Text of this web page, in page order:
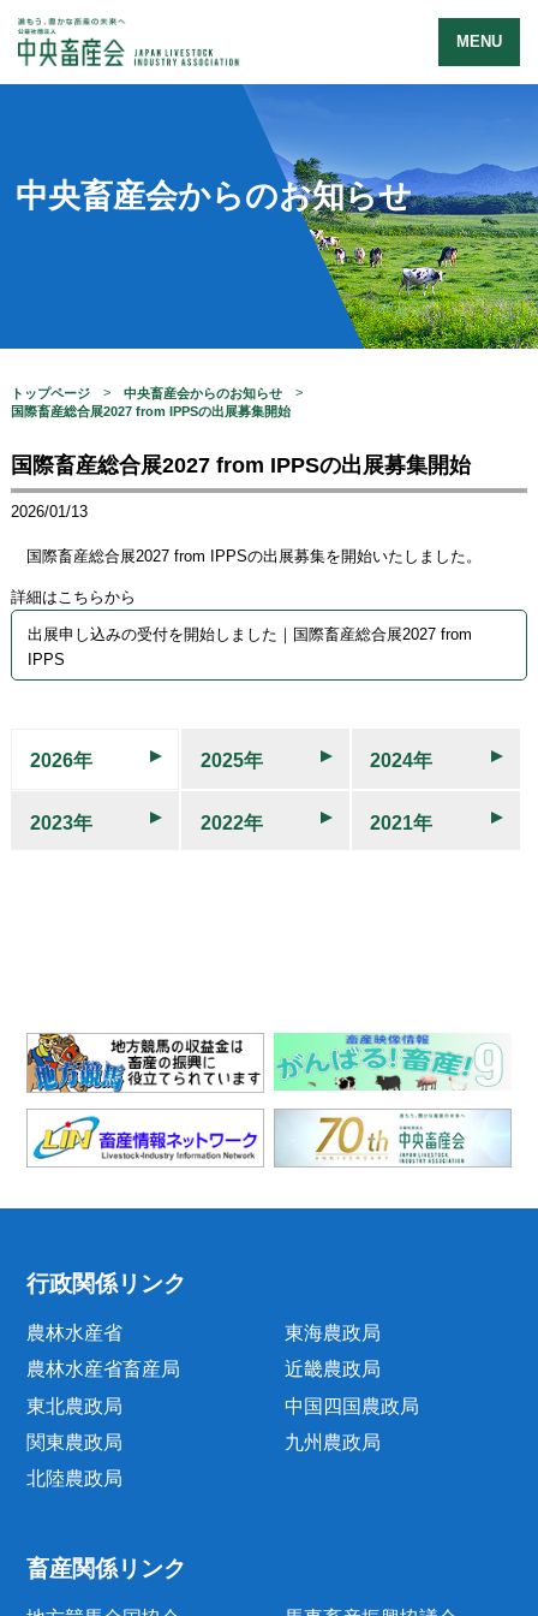
MENU
中央畜産会からのお知らせ
トップページ
中央畜産会からのお知らせ
国際畜産総合展2027 from IPPSの出展募集開始
国際畜産総合展2027 from IPPSの出展募集開始
2026/01/13
国際畜産総合展2027 from IPPSの出展募集を開始いたしました。
詳細はこちらから
出展申し込みの受付を開始しました｜国際畜産総合展2027 from
IPPS
2026年 2025年 2024年
2023年 2022年 2021年
行政関係リンク
農林水産省
農林水産省畜産局
東北農政局
関東農政局
北陸農政局
東海農政局
近畿農政局
中国四国農政局
九州農政局
畜産関係リンク